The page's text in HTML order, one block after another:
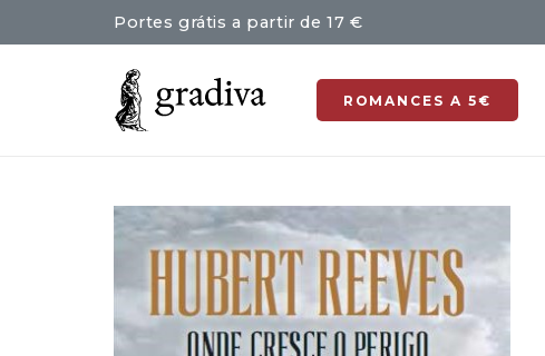
Portes grátis a partir de 17 €
ROMANCES A 5€